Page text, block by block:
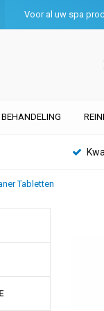
Voor al uw spa
Tabletten